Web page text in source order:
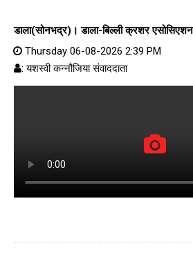
डाला(सोनभद्र)। डाला-बिल्ली क्रशर एसोसिएशन
Thursday 06-08-2026 2:39 PM
: यशस्वी कन्नौजिया संवाददाता